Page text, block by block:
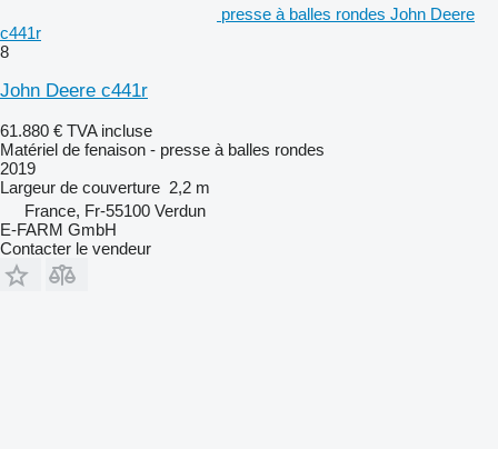
presse à balles rondes John Deere
c441r
8
John Deere c441r
61.880 € TVA incluse
Matériel de fenaison - presse à balles rondes
2019
Largeur de couverture 2,2 m
France, Fr-55100 Verdun
E-FARM GmbH
Contacter le vendeur